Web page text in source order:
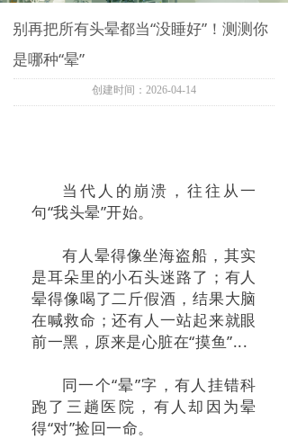
楚东微创
医院动态
楚东微创手术三维演示
马上预约
联系我们
别再把所有头晕都当“没睡好”！测测你
是哪种“晕”
当代人的崩溃，往往从一
句“我头晕”开始。
有人晕得像坐海盗船，其实
是耳朵里的小石头迷路了；有人
晕得像喝了二斤假酒，结果大脑
在喊救命；还有人一站起来就眼
前一黑，原来是心脏在“摸鱼”...
同一个“晕”字，有人挂错科
跑了三趟医院，有人却因为晕
得“对”捡回一命。
创建时间： 2026-04-14